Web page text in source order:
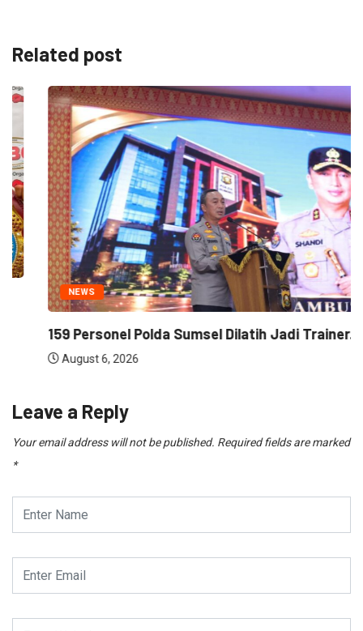
Related post
NEWS
159 Personel Polda Sumsel Dilatih Jadi Trainer...
August 6, 2026
Leave a Reply
Your email address will not be published. Required fields are marked
*